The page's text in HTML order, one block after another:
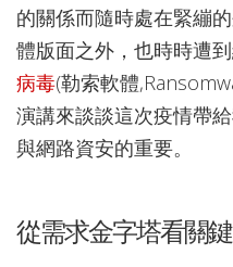
的關係而隨時處在緊繃
體版面之外，也時時遭
病毒(勒索軟體
演講來談談這次疫情帶
與網路資安的重要。
從需求金字塔看關